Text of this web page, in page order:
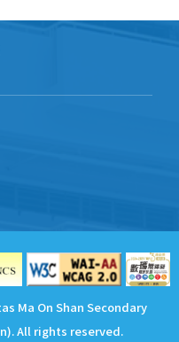
Ma On Shan Secondary
All rights reserved.